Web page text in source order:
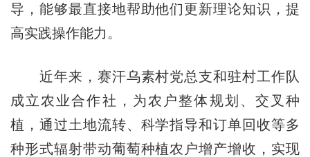
导，能够最直接地帮助他们更新理论知识，提
高实践操作能力。
近年来，赛汗乌素村党总支和驻村工作队
成立农业合作社，为农户整体规划、交叉种
植，通过土地流转、科学指导和订单回收等多
种形式辐射带动葡萄种植农户增产增收，实现